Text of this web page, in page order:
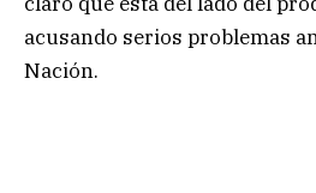
acusando serios problemas
Nación.